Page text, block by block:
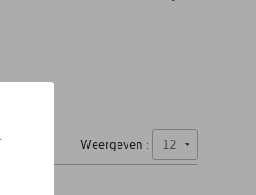
Weergeven :